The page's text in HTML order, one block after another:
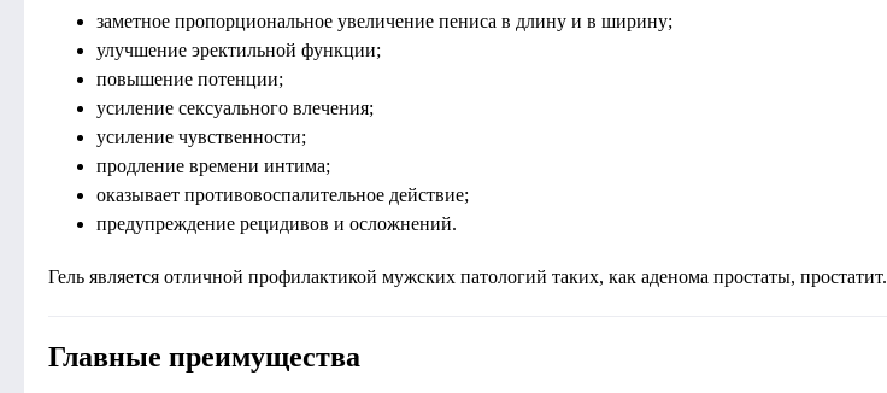
заметное пропорциональное увеличение пениса в длину и в ширину;
улучшение эректильной функции;
повышение потенции;
усиление сексуального влечения;
усиление чувственности;
продление времени интима;
оказывает противовоспалительное действие;
предупреждение рецидивов и осложнений.
Гель является отличной профилактикой мужских патологий таких, как аденома простаты, простатит.
Главные преимущества